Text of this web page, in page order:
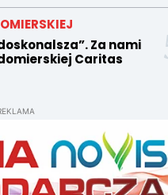
Za nami
Caritas